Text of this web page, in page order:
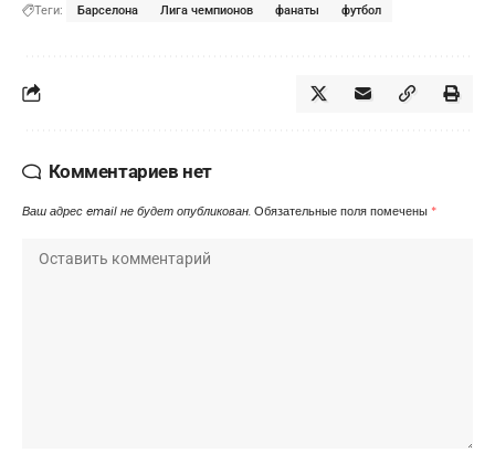
Теги: Барселона Лига чемпионов фанаты футбол
Комментариев нет
Ваш адрес email не будет опубликован. Обязательные поля помечены *